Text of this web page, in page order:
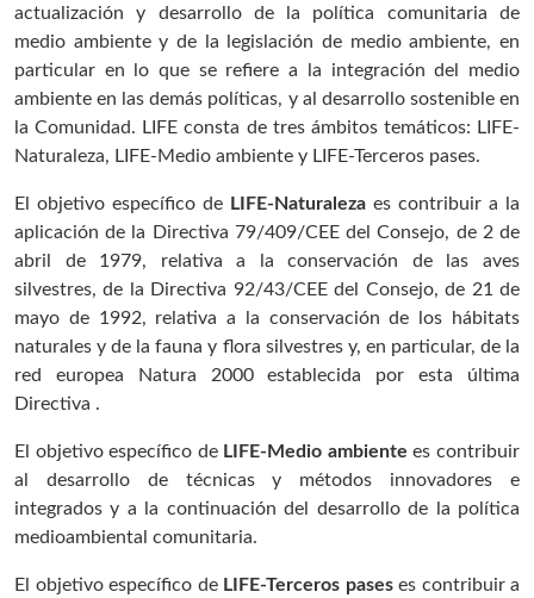
actualización y desarrollo de la política comunitaria de
medio ambiente y de la legislación de medio ambiente, en
particular en lo que se refiere a la integración del medio
ambiente en las demás políticas, y al desarrollo sostenible en
la Comunidad. LIFE consta de tres ámbitos temáticos: LIFE-
Naturaleza, LIFE-Medio ambiente y LIFE-Terceros pases.
El objetivo específico de LIFE-Naturaleza es contribuir a la
aplicación de la Directiva 79/409/CEE del Consejo, de 2 de
abril de 1979, relativa a la conservación de las aves
silvestres, de la Directiva 92/43/CEE del Consejo, de 21 de
mayo de 1992, relativa a la conservación de los hábitats
naturales y de la fauna y flora silvestres y, en particular, de la
red europea Natura 2000 establecida por esta última
Directiva .
El objetivo específico de LIFE-Medio ambiente es contribuir
al desarrollo de técnicas y métodos innovadores e
integrados y a la continuación del desarrollo de la política
medioambiental comunitaria.
El objetivo específico de LIFE-Terceros paseses contribuir a